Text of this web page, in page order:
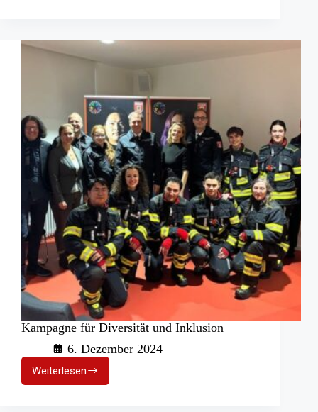
Menschen
in
Deutschland
Kampagne für Diversität und Inklusion
6. Dezember 2024
WeiterlesenKampagne
für